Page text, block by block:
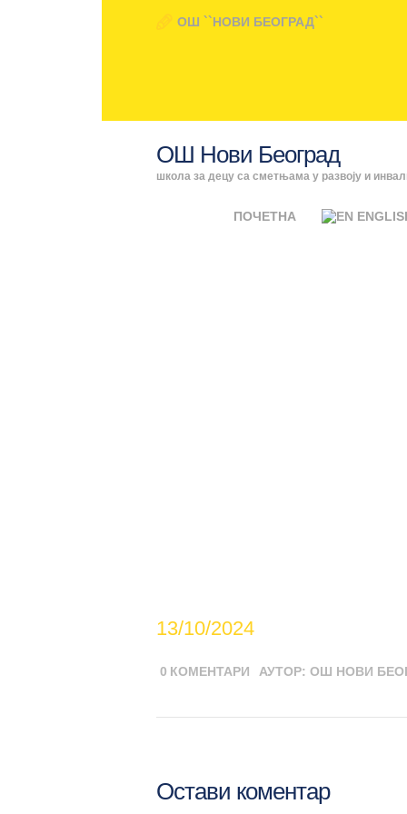
ОШ ``НОВИ БЕОГРАД``
ОШ Нови Београд
школа за децу са сметњама у развоју и
ПОЧЕТНА
13/10/2024
0 КОМЕНТАРИ АУТОР: ОШ НОВИ
Остави коментар